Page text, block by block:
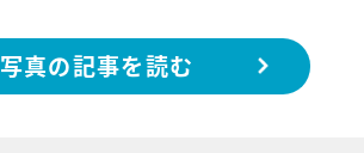
写真の記事を読む